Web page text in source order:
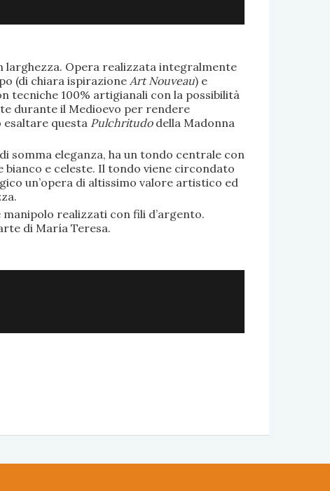
larghezza. Opera realizzata integralmente
(di chiara ispirazioneArt Nouveau) e
tecniche 100% artigianali con la possibilità
durante il Medioevo per rendere
esaltare questa Pulchritudo della Madonna
somma eleganza, ha un tondo centrale con
bianco e celeste. Il tondo viene circondato
un’opera di altissimo valore artistico ed
realizzati con fili d’argento.
di María Teresa.